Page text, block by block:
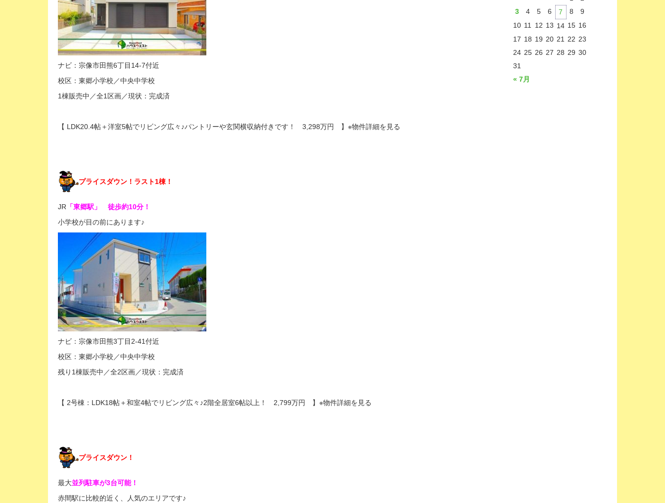
ナビ：宗像市田熊6丁目14-7付近
校区：東郷小学校／中央中学校
1棟販売中／全1区画／現状：完成済
【 LDK20.4帖＋洋室5帖でリビング広々♪パントリーや玄関横収納付きです！ 3,298万円 】※物件詳細を見る
プライスダウン！ラスト1棟！
JR 「東郷駅」 徒歩約10分！
小学校が目の前にあります♪
ナビ：宗像市田熊3丁目2-41付近
校区：東郷小学校／中央中学校
残り1棟販売中／全2区画／現状：完成済
【 2号棟：LDK18帖＋和室4帖でリビング広々♪2階全居室6帖以上！ 2,799万円 】※物件詳細を見る
プライスダウン！
最大並列駐車が3台可能！
赤間駅に比較的近く、人気のエリアです♪
« 7月
3
4 5 6 7 8
9
10 11 12 13 14 15 16
17 18 19 20 21 22 23
24 25 26 27 28 29 30
31